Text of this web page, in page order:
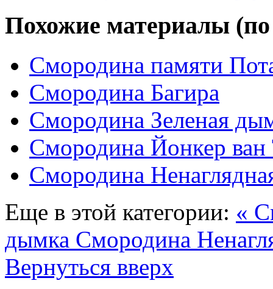
Похожие материалы (по
Смородина памяти
Смородина Багира
Смородина Зеленая
Смородина Йонкер ван
Смородина
Еще в этой категории: «
дымка Смородина
Вернуться вверх